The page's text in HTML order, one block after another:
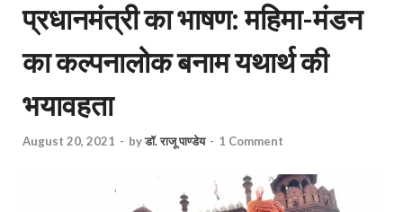
प्रधानमंत्री का भाषण: महिमा-मंडन
का कल्पनालोक बनाम यथार्थ की
भयावहता
August 20, 2021 - byडॉ. राजू पाण्डेय - 1 Comment